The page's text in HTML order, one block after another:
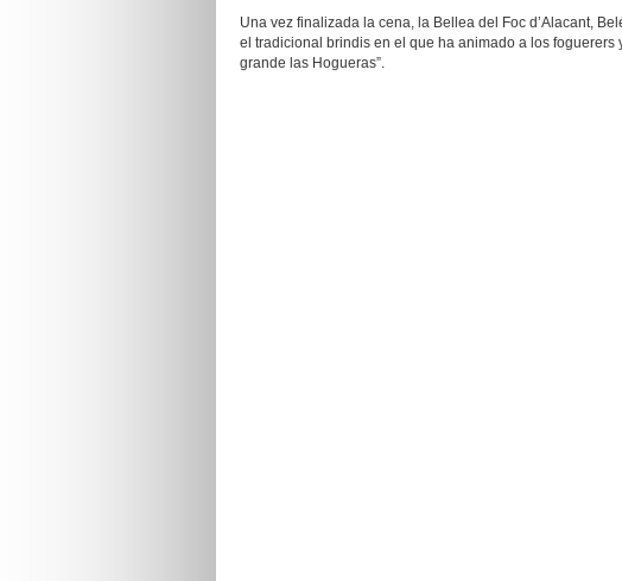
Una vez finalizada la cena, la Bellea del Foc d’Alacant,
el tradicional brindis en el que ha animado a los
grande las Hogueras”.